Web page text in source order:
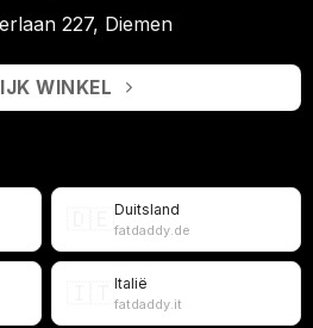
227, Diemen
WINKEL
Duitsland
fatdaddy.de
Italië
fatdaddy.it